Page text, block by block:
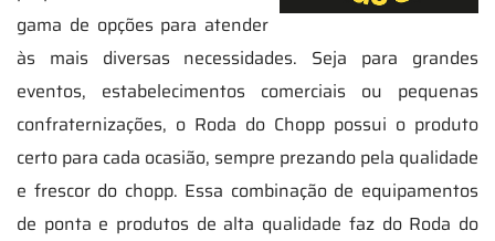
gama de opções para atender
às mais diversas necessidades. Seja para grandes
eventos, estabelecimentos comerciais ou pequenas
confraternizações, o Roda do Chopp possui o produto
certo para cada ocasião, sempre prezando pela qualidade
e frescor do chopp. Essa combinação de equipamentos
de ponta e produtos de alta qualidade faz do Roda do